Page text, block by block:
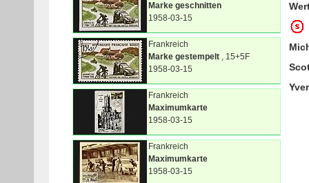
Marke geschnitten
1958-03-15
Frankreich
Marke gestempelt , 15+5F
1958-03-15
Frankreich
Maximumkarte
1958-03-15
Frankreich
Maximumkarte
1958-03-15